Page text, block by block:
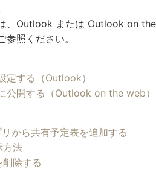
、Outlook または Outlook on
参照ください。
定する（Outlook）
公開する（Outlook on the web）
から共有予定表を追加する
方法
除する